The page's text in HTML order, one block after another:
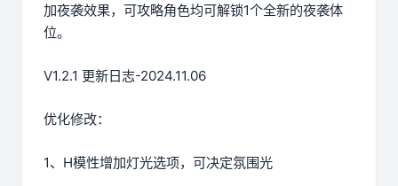
加夜袭效果，可攻略角色均可解锁1个全新的夜袭体
位。
V1.2.1 更新日志-2024.11.06
优化修改：
1、H模性增加灯光选项，可决定氛围光